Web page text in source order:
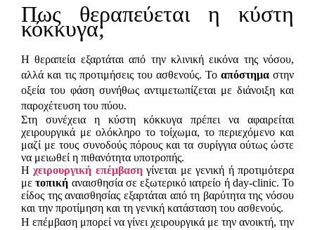
Πως θεραπεύεταιηκύστη
κόκκυγα;
Η θεραπεία εξαρτάται από την κλινική εικόνα της νόσου,
αλλά και τις προτιμήσεις του ασθενούς. Το απόστημα στην
οξεία του φάση συνήθως αντιμετωπίζεται με διάνοιξη και
παροχέτευση του πύου.
Στη συνέχεια η κύστη κόκκυγα πρέπει να αφαιρείται
χειρουργικά με ολόκληρο το τοίχωμα, το περιεχόμενο και
μαζί με τους συνοδούς πόρους και τα συρίγγια ούτως ώστε
να μειωθεί η πιθανότητα υποτροπής.
Ηχειρουργική επέμβασηγίνεται με γενική ή προτιμότερα
μετοπική αναισθησία σε εξωτερικό ιατρείο ή day-clinic. Το
είδος της αναισθησίας εξαρτάται από τη βαρύτητα της νόσου
και την προτίμηση και τη γενική κατάσταση του ασθενούς.
Η επέμβαση μπορεί να γίνει χειρουργικά με την ανοικτή, την